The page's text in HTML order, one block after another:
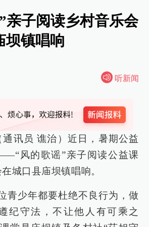
亲子阅读乡村音乐会
坝镇唱响
听新闻
通讯员 谯治）近日，暑期公益
风的歌谣”亲子阅读公益课
城口县庙坝镇唱响。
青少年都要杜绝不良行为，做
纪守法，不让他人有可乘之